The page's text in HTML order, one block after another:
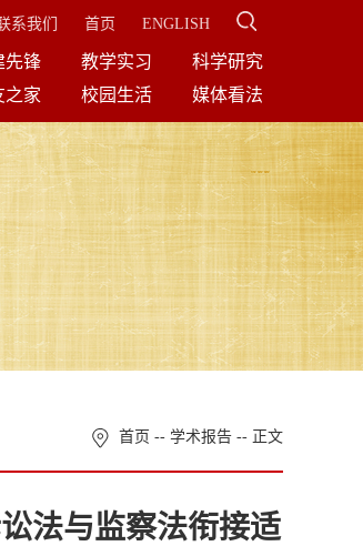
系我们 首页 ENGLISH
先锋 教学实习
科学研究
之家 校园生活 媒体看法
首页 -- 学术报告 -- 正文
法与监察法衔接适